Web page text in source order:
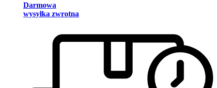
Darmowa
wysyłka zwrotna